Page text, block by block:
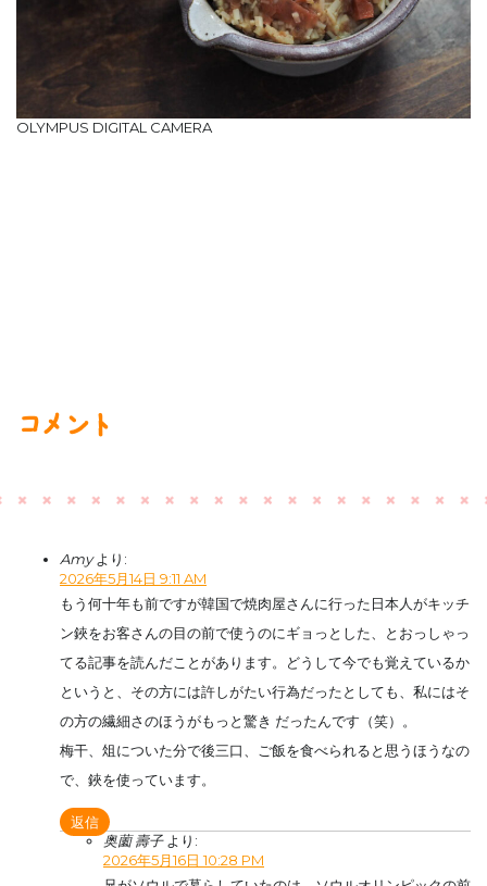
OLYMPUS DIGITAL CAMERA
コメント
Amy より:
2026年5月14日 9:11 AM
もう何十年も前ですが韓国で焼肉屋さんに行った日本人がキッチ
ン鋏をお客さんの目の前で使うのにギョっとした、とおっしゃっ
てる記事を読んだことがあります。どうして今でも覚えているか
というと、その方には許しがたい行為だったとしても、私にはそ
の方の繊細さのほうがもっと驚き だったんです（笑）。
梅干、俎についた分で後三口、ご飯を食べられると思うほうなの
で、鋏を使っています。
返信
奥薗 壽子 より:
2026年5月16日 10:28 PM